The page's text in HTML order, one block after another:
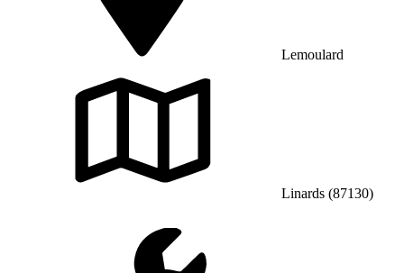
Lemoulard
Linards (87130)